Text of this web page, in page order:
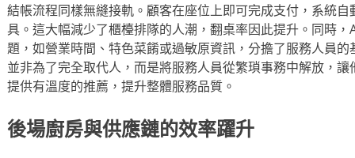
結帳流程同樣無縫接軌。顧客在座位上即可完成支付，系統
具。這大幅減少了櫃檯排隊的人潮，翻桌率因此提升。同時
題，如營業時間、特色菜餚或過敏原資訊，分擔了服務人員
並非為了完全取代人，而是將服務人員從繁瑣事務中解放，
提供有溫度的推薦，提升整體服務品質。
後場廚房與供應鏈的效率躍升